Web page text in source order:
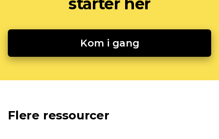
Kom i gang
Flere ressourcer